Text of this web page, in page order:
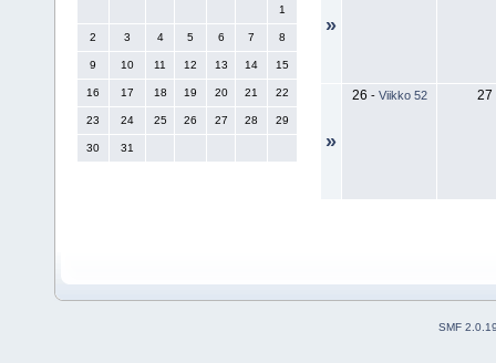
1
2 3 4 5 6 7 8
9 10 11 12 13 14 15
16 17 18 19 20 21 22
23 24 25 26 27 28 29
30 31
»
»
26 - Viikko 52 27
SMF